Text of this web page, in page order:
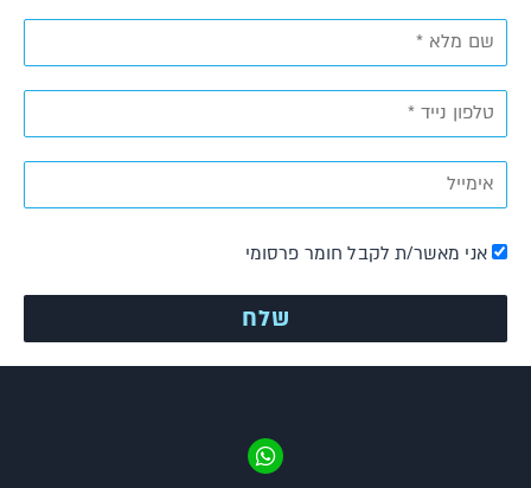
אני מאשר/ת לקבל חומר פרסומי